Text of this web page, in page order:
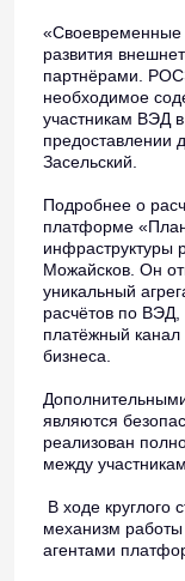
«Своевременные
развития
партнёрами.
необходимое
участникам ВЭД
предоставлении
Засельский.
Подробнее о
платформе
Можайсков. Он
уникальный
расчётов по
платёжный канал
бизнеса.
являются
реализован
между
В ходе круглого
механизм
агентами